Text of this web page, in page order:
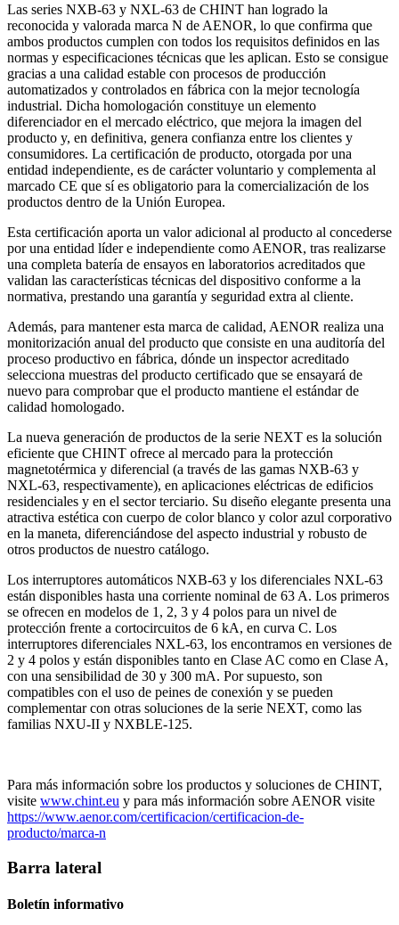
Las series NXB-63 y NXL-63 de CHINT han logrado la
reconocida y valorada marca N de AENOR, lo que confirma que
ambos productos cumplen con todos los requisitos definidos en las
normas y especificaciones técnicas que les aplican. Esto se consigue
gracias a una calidad estable con procesos de producción
automatizados y controlados en fábrica con la mejor tecnología
industrial. Dicha homologación constituye un elemento
diferenciador en el mercado eléctrico, que mejora la imagen del
producto y, en definitiva, genera confianza entre los clientes y
consumidores. La certificación de producto, otorgada por una
entidad independiente, es de carácter voluntario y complementa al
marcado CE que sí es obligatorio para la comercialización de los
productos dentro de la Unión Europea.
Esta certificación aporta un valor adicional al producto al concederse
por una entidad líder e independiente como AENOR, tras realizarse
una completa batería de ensayos en laboratorios acreditados que
validan las características técnicas del dispositivo conforme a la
normativa, prestando una garantía y seguridad extra al cliente.
Además, para mantener esta marca de calidad, AENOR realiza una
monitorización anual del producto que consiste en una auditoría del
proceso productivo en fábrica, dónde un inspector acreditado
selecciona muestras del producto certificado que se ensayará de
nuevo para comprobar que el producto mantiene el estándar de
calidad homologado.
La nueva generación de productos de la serie NEXT es la solución
eficiente que CHINT ofrece al mercado para la protección
magnetotérmica y diferencial (a través de las gamas NXB-63 y
NXL-63, respectivamente), en aplicaciones eléctricas de edificios
residenciales y en el sector terciario. Su diseño elegante presenta una
atractiva estética con cuerpo de color blanco y color azul corporativo
en la maneta, diferenciándose del aspecto industrial y robusto de
otros productos de nuestro catálogo.
Los interruptores automáticos NXB-63 y los diferenciales NXL-63
están disponibles hasta una corriente nominal de 63 A. Los primeros
se ofrecen en modelos de 1, 2, 3 y 4 polos para un nivel de
protección frente a cortocircuitos de 6 kA, en curva C. Los
interruptores diferenciales NXL-63, los encontramos en versiones de
2 y 4 polos y están disponibles tanto en Clase AC como en Clase A,
con una sensibilidad de 30 y 300 mA. Por supuesto, son
compatibles con el uso de peines de conexión y se pueden
complementar con otras soluciones de la serie NEXT, como las
familias NXU-II y NXBLE-125.
Para más información sobre los productos y soluciones de CHINT,
visite www.chint.eu y para más información sobre AENOR visite
https://www.aenor.com/certificacion/certificacion-de-
producto/marca-n
Barra lateral
Boletín informativo